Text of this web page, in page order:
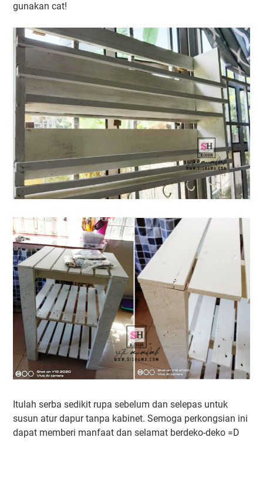
gunakan cat!
Itulah serba sedikit rupa sebelum dan selepas untuk
susun atur dapur tanpa kabinet. Semoga perkongsian ini
dapat memberi manfaat dan selamat berdeko-deko =D